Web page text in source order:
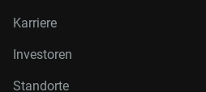
Karriere
Investoren
Standorte